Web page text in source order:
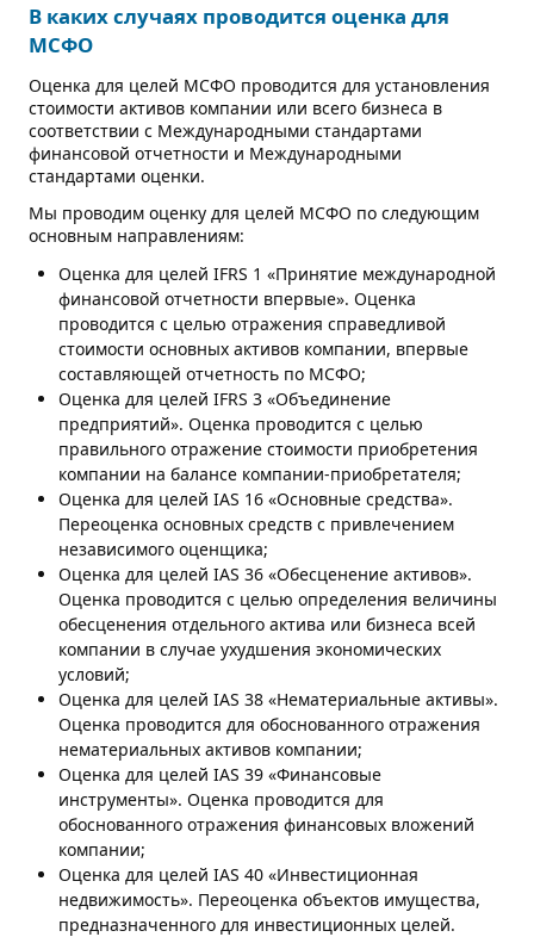
В каких случаях проводится оценка для
МСФО
Оценка для целей МСФО проводится для установления
стоимости активов компании или всего бизнеса в
соответствии с Международными стандартами
финансовой отчетности и Международными
стандартами оценки.
Мы проводим оценку для целей МСФО по следующим
основным направлениям:
Оценка для целей IFRS 1 «Принятие международной
финансовой отчетности впервые». Оценка
проводится с целью отражения справедливой
стоимости основных активов компании, впервые
составляющей отчетность по МСФО;
Оценка для целей IFRS 3 «Объединение
предприятий». Оценка проводится с целью
правильного отражение стоимости приобретения
компании на балансе компании-приобретателя;
Оценка для целей IAS 16 «Основные средства».
Переоценка основных средств с привлечением
независимого оценщика;
Оценка для целей IAS 36 «Обесценение активов».
Оценка проводится с целью определения величины
обесценения отдельного актива или бизнеса всей
компании в случае ухудшения экономических
условий;
Оценка для целей IAS 38 «Нематериальные активы».
Оценка проводится для обоснованного отражения
нематериальных активов компании;
Оценка для целей IAS 39 «Финансовые
инструменты». Оценка проводится для
обоснованного отражения финансовых вложений
компании;
Оценка для целей IAS 40 «Инвестиционная
недвижимость». Переоценка объектов имущества,
предназначенного для инвестиционных целей.